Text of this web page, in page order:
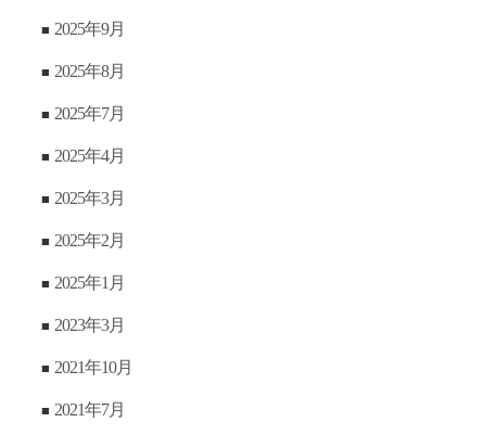
2025年9月
2025年8月
2025年7月
2025年4月
2025年3月
2025年2月
2025年1月
2023年3月
2021年10月
2021年7月